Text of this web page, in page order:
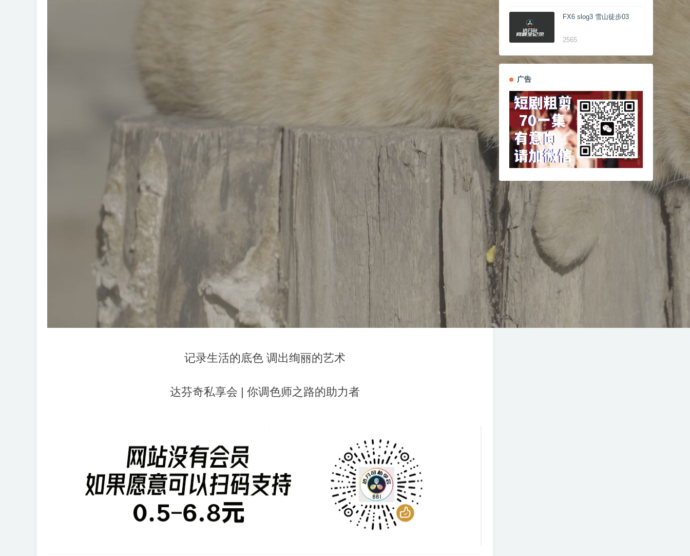
记录生活的底色 调出绚丽的艺术
达芬奇私享会 | 你调色师之路的助力者
FX6 slog3 雪山徒步03
2565
广告